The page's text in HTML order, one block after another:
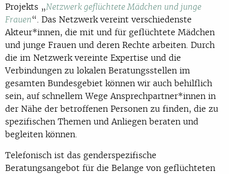
Projekts „Netzwerk geflüchtete Mädchen und junge
Frauen“. Das Netzwerk vereint verschiedenste
Akteur*innen, die mit und für geflüchtete Mädchen
und junge Frauen und deren Rechte arbeiten. Durch
die im Netzwerk vereinte Expertise und die
Verbindungen zu lokalen Beratungsstellen im
gesamten Bundesgebiet können wir auch behilflich
sein, auf schnellem Wege Ansprechpartner*innen in
der Nähe der betroffenen Personen zu finden, die zu
spezifischen Themen und Anliegen beraten und
begleiten können.
Telefonisch ist das genderspezifische
Beratungsangebot für die Belange von geflüchteten